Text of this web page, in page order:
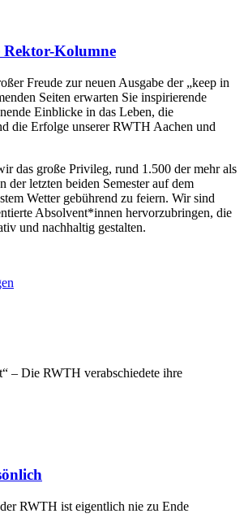
Rektor-Kolumne
Freude zur neuen Ausgabe der „keep in
Seiten erwarten Sie inspirierende
Einblicke in das Leben, die
die Erfolge unserer RWTH Aachen und
das große Privileg, rund 1.500 der mehr als
der letzten beiden Semester auf dem
Wetter gebührend zu feiern. Wir sind
Absolvent*innen hervorzubringen, die
und nachhaltig gestalten.
– Die RWTH verabschiedete ihre
RWTH ist eigentlich nie zu Ende